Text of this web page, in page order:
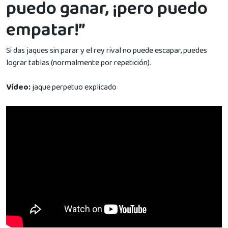
puedo ganar, ¡pero puedo
empatar!”
Si das jaques sin parar y el rey rival no puede escapar, puedes
lograr tablas (normalmente por repetición).
Vídeo:jaque perpetuo explicado